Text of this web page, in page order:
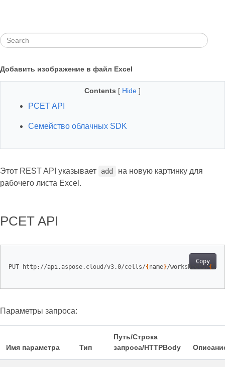
Добавить изображение в файл Excel
Contents [ Hide ]
РСЕT API
Семейство облачных SDK
Этот REST API указывает add
на новую картинку для
рабочего листа Excel.
РСЕT API
Copy
PUT http://api.aspose.cloud/v3.0/cells/{ name}/worksheets/ {
Параметры запроса:
Имя параметра Тип
Путь/Строка
запроса/HTTPBody